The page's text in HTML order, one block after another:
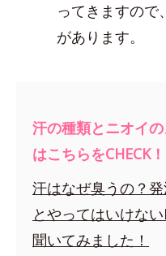
ってきますので
があります。
汗の種類とニオイ
はこちらをCHECK！
汗はなぜ臭うの？
とやってはいけな
聞いてみました！